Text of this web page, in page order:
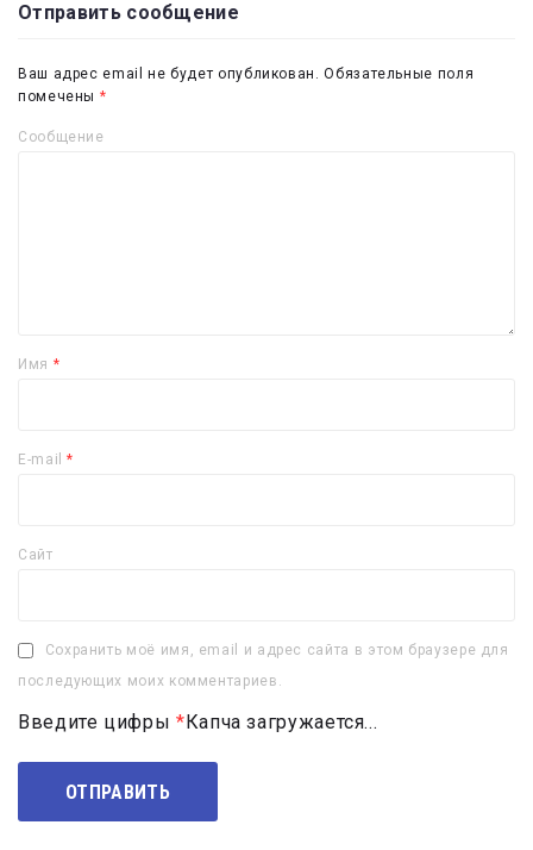
Отправить сообщение
Ваш адрес email не будет опубликован. Обязательные поля
помечены *
Сообщение
Имя *
E-mail*
Сайт
Сохранить моё имя, email и адрес сайта в этом браузере для
последующих моих комментариев.
Введите цифры * Капча загружается...